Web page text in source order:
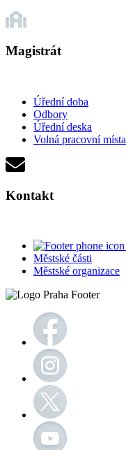
Magistrát
Úřední doba
Odbory
Úřední deska
Volná pracovní místa
Kontakt
Městské části
Městské organizace